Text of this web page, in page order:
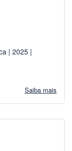
| 2025 |
Saiba mais